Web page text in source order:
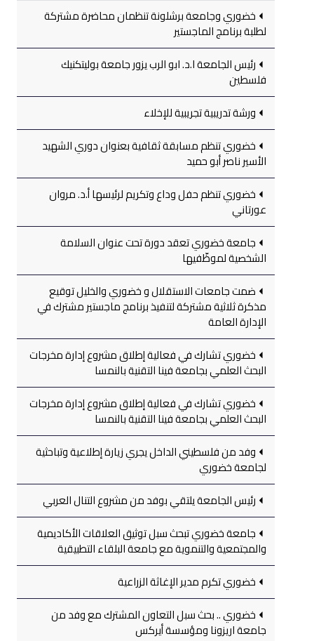
خضوري وجامعة برشلونة تنظمان محاضرة مشتركة
لطلبة برنامج الماجستير
رئيس الجامعة ا.د. ابو الرب يزور جامعة بوليتكنيك
فلسطين
ورشة تدريبية تجريبية للإخلاء
خضوري تنظم مسابقة ثقافية بعنوان دوري الشهيد
الأسير ناصر أبو حميد
خضوري تنظم حفل وداع وتكريم لرئيسها أ.د. مروان
عورتاني
جامعة خضوري تعقد دورة تحت عنوان السلامة
الشخصية لموظّفيها
ضمت جامعات الاستقلال و خضوري والخليل توقيع
مذكرة ثلاثية مشتركة لتنفيذ برنامج ماجستير مشترك في
الإدارة العامة
خضوري تشارك في فعالية إطلاق مشروع إدارة مخرجات
البحث العلمي بجامعة فينا التقنية بالنمسا
خضوري تشارك في فعالية إطلاق مشروع إدارة مخرجات
البحث العلمي بجامعة فينا التقنية بالنمسا
وفد من فلسطيني الداخل يجري زيارة إطلاعية وتباحثية
لجامعة خضوري
رئيس الجامعة يلتقي بوفد من مشروع التنال العربي
جامعة خضوري تبحث سبل توثيق العلاقات الأكاديمية
والمجتمعية والتنموية مع جامعة البلقاء التطبيقية
خضوري تكرم مدير الإغاثة الزراعية
خضوري .. بحث سبل التعاون المشترك مع وفد من
جامعة اريزونا ومؤسسة أيركس